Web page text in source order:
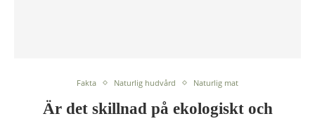
Fakta Naturlig hudvård Naturlig mat
Är det skillnad på ekologiskt och